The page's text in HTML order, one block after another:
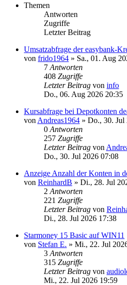
Themen
Antworten
Zugriffe
Letzter Beitrag
Umsatzabfrage der easybank-
von frido1964 » Sa., 01. Aug
7 Antworten
408 Zugriffe
Letzter Beitrag von info
Do., 06. Aug 2026 20:35
Kursabfrage bei Depotkonten
von Andreas1964 » Do., 30. Jul
0 Antworten
257 Zugriffe
Letzter Beitrag von
Do., 30. Jul 2026 07:08
Anzeige Anzahl der Konten in
von ReinhardB » Di., 28. Jul
2 Antworten
221 Zugriffe
Letzter Beitrag von
Di., 28. Jul 2026 17:38
Starmoney 15 Basic auf WIN11
von Stefan E. » Mi., 22. Jul
3 Antworten
315 Zugriffe
Letzter Beitrag von
Mi., 22. Jul 2026 19:59